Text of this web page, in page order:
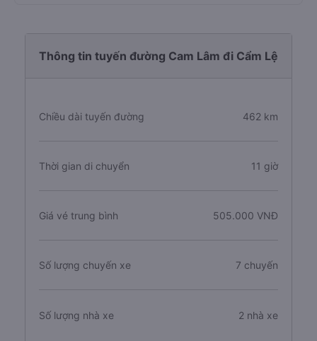
Thông tin tuyến đường Cam Lâm đi Cẩm Lệ
Chiều dài tuyến đường 462 km
Thời gian di chuyển 11 giờ
Giá vé trung bình 505.000 VNĐ
Số lượng chuyến xe 7 chuyến
Số lượng nhà xe 2 nhà xe